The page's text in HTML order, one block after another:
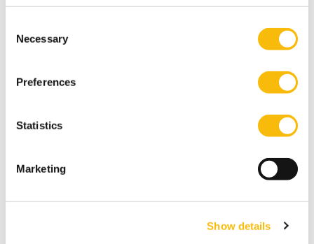
Selection
Necessary
Preferences
Statistics
Marketing
Show details
Taal:
Breukelen
verandervermogen van organisaties centraal. Hoe